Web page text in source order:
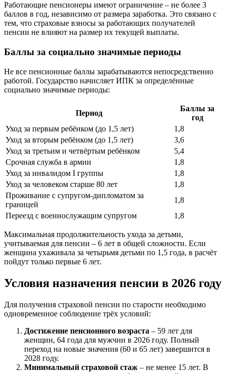
Работающие пенсионеры имеют ограничение – не более 3
баллов в год, независимо от размера заработка. Это связано с
тем, что страховые взносы за работающих получателей
пенсии не влияют на размер их текущей выплаты.
Баллы за социально значимые периоды
Не все пенсионные баллы зарабатываются непосредственно
работой. Государство начисляет ИПК за определённые
социально значимые периоды:
Период
Баллы за
год
Уход за первым ребёнком (до 1,5 лет)
1,8
Уход за вторым ребёнком (до 1,5 лет)
3,6
Уход за третьим и четвёртым ребёнком
5,4
Срочная служба в армии
1,8
Уход за инвалидом I группы
1,8
Уход за человеком старше 80 лет
1,8
Проживание с супругом-дипломатом за
границей
1,8
Переезд с военнослужащим супругом
1,8
Максимальная продолжительность ухода за детьми,
учитываемая для пенсии – 6 лет в общей сложности. Если
женщина ухаживала за четырьмя детьми по 1,5 года, в расчёт
пойдут только первые 6 лет.
Условия назначения пенсии в 2026 году
Для получения страховой пенсии по старости необходимо
одновременное соблюдение трёх условий:
Достижение пенсионного возраста – 59 лет для
женщин, 64 года для мужчин в 2026 году. Полный
переход на новые значения (60 и 65 лет) завершится в
2028 году.
Минимальный страховой стаж – не менее 15 лет. В